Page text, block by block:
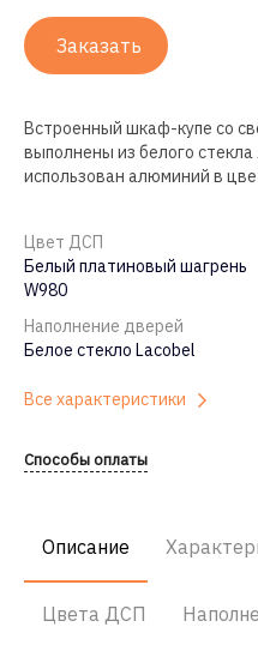
Заказать
Встроенный шкаф-купе со
выполнены из белого
использован алюминий в
Цвет ДСП
Белый платиновый шагрень
W980
Наполнение дверей
Белое стекло Lacobel
Все характеристики
Способы оплаты
Описание
Цвета ДСП